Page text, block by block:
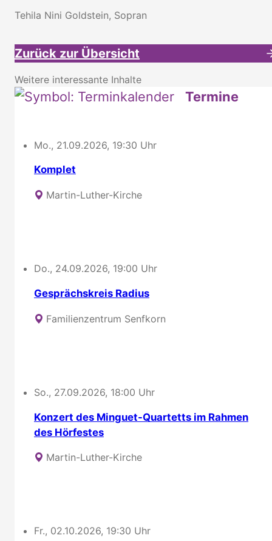
Tehila Nini Goldstein, Sopran
Zurück zur Übersicht
Weitere interessante Inhalte
Termine
Mo., 21.09.2026, 19:30 Uhr
Komplet
Martin-Luther-Kirche
Do., 24.09.2026, 19:00 Uhr
Gesprächskreis Radius
Familienzentrum Senfkorn
So., 27.09.2026, 18:00 Uhr
Konzert des Minguet-Quartetts im Rahmen
des Hörfestes
Martin-Luther-Kirche
Fr., 02.10.2026, 19:30 Uhr